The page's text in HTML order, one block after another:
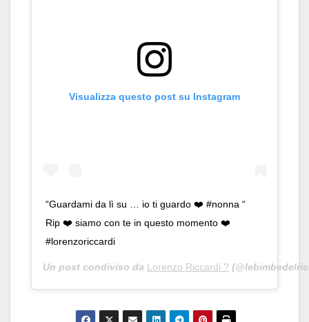
Visualizza questo post su Instagram
“Guardami da lì su … io ti guardo ❤️ #nonna “
Rip ❤️ siamo con te in questo momento ❤️
#lorenzoriccardi
Un post condiviso da Lorenzo Riccardi ?